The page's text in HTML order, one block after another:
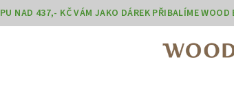
NAD 437,- KČ VÁM JAKO DÁREK PŘIBALÍME